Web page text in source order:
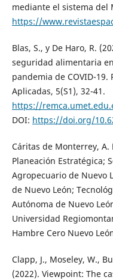
mediante el sistema del
https://
Blas, S., y De Haro, R.
seguridad alimentaria
pandemia de COVID-
Aplicadas, 5(S1), 32-41.
https://
DOI: https://doi.org/
Cáritas de Monterrey, A.
Planeación Estratégica;
Agropecuario de Nuevo
de Nuevo León;
Autónoma de Nuevo
Universidad
Hambre Cero Nuevo
Clapp, J., Moseley, W.,
(2022). Viewpoint: The